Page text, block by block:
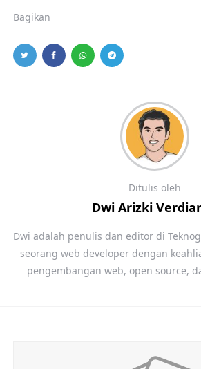
Bagikan
Ditulis oleh
Dwi Arizki
Dwi adalah penulis dan editor di
seorang web developer dengan
pengembangan web, open source,